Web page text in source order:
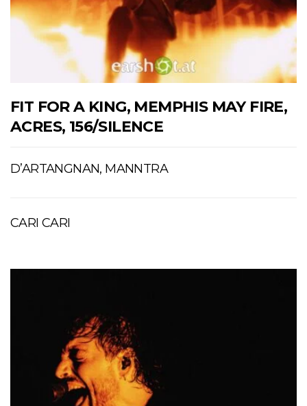
FIT FOR A KING, MEMPHIS MAY FIRE,
ACRES, 156/SILENCE
D’ARTANGNAN, MANNTRA
CARI CARI